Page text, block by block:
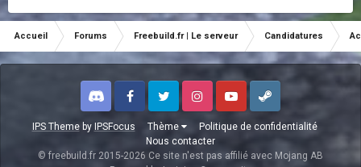
Accueil Forums Freebuild.fr | Le serveur Candidatures
IPS Themeby IPSFocus Thème
Politique de confidentialité
Nous contacter
Discord FacebookTwitter InstagramYoutubeSteam
© freebuild.fr 2015-2026 Ce site n'est pas affilié avec Mojang AB